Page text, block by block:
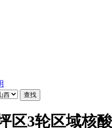
区3轮区域核